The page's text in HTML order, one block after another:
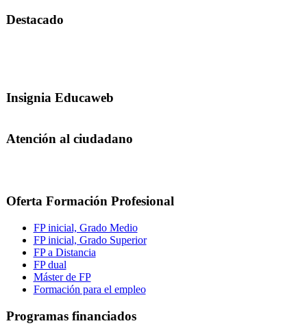
Destacado
Insignia Educaweb
Atención al ciudadano
Oferta Formación Profesional
FP inicial, Grado Medio
FP inicial, Grado Superior
FP a Distancia
FP dual
Máster de FP
Formación para el empleo
Programas financiados